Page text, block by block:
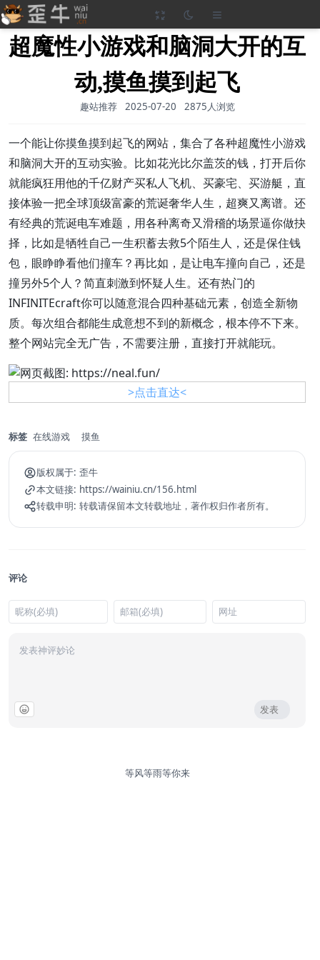
超魔性小游戏和脑洞大开的互
动,摸鱼摸到起飞
趣站推荐 2025-07-20 2875人浏览
一个能让你摸鱼摸到起飞的网站，集合了各种超魔性小游戏
和脑洞大开的互动实验。比如花光比尔盖茨的钱，打开后你
就能疯狂用他的千亿财产买私人飞机、买豪宅、买游艇，直
接体验一把全球顶级富豪的荒诞奢华人生，超爽又离谱。还
有经典的荒诞电车难题，用各种离奇又滑稽的场景逼你做抉
择，比如是牺牲自己一生积蓄去救5个陌生人，还是保住钱
包，眼睁睁看他们撞车？再比如，是让电车撞向自己，还是
撞另外5个人？简直刺激到怀疑人生。还有热门的
INFINITEcraft你可以随意混合四种基础元素，创造全新物
质。每次组合都能生成意想不到的新概念，根本停不下来。
整个网站完全无广告，不需要注册，直接打开就能玩。
>点击直达<
标签 在线游戏 摸鱼
版权属于: 歪牛
本文链接: https://wainiu.cn/156.html
转载申明: 转载请保留本文转载地址，著作权归作者所有。
评论
发表
等风等雨等你来